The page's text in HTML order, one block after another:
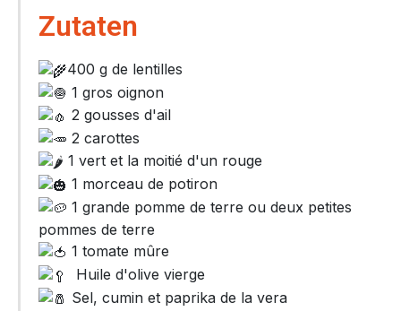
Zutaten
400 g de lentilles
1 gros oignon
2 gousses d'ail
2 carottes
1 vert et la moitié d'un rouge
1 morceau de potiron
1 grande pomme de terre ou deux petites
pommes de terre
1 tomate mûre
Huile d'olive vierge
Sel, cumin et paprika de la vera